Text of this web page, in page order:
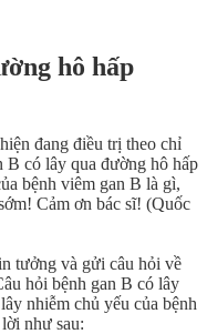
hô hấp
đang điều trị theo chỉ
B có lây qua đường hô hấp
bệnh viêm gan B là gì,
Cảm ơn bác sĩ! (Quốc
tưởng và gửi câu hỏi về
hỏi bệnh gan B có lây
nhiễm chủ yếu của bệnh
như sau: